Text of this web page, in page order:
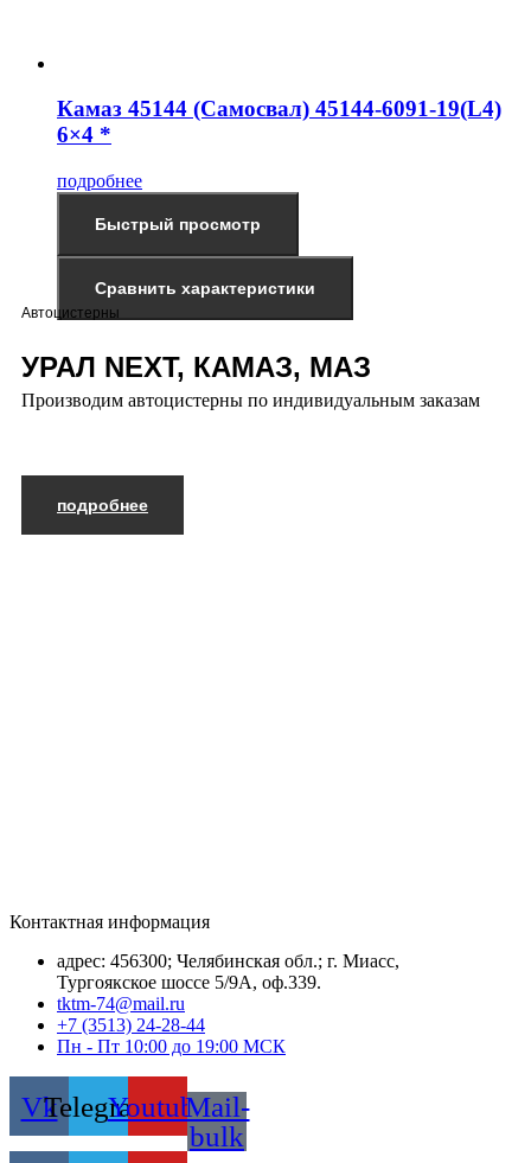
Камаз 45144 (Самосвал) 45144-6091-19(L4)
6×4 *
подробнее
Быстрый просмотр
Сравнить характеристики
Автоцистерны
УРАЛ NEXT, КАМАЗ, МАЗ
Производим автоцистерны по индивидуальным заказам
подробнее
Контактная информация
адрес: 456300; Челябинская обл.; г. Миасс,
Тургоякское шоссе 5/9А, оф.339.
tktm-74@mail.ru
+7 (3513) 24-28-44
Пн - Пт 10:00 до 19:00 МСК
VkTelegramYoutubeMail-
bulk